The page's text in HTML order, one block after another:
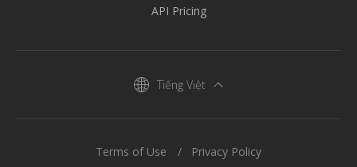
API Pricing
Tiếng Việt
Terms of Use Privacy Policy